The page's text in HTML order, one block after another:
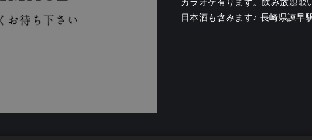
カラオケ有ります。飲み放題歌
日本酒も含みます♪ 長崎県諫早